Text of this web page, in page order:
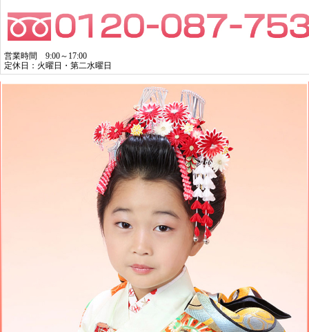
営業時間 9:00～17:00
定休日：火曜日・第二水曜日